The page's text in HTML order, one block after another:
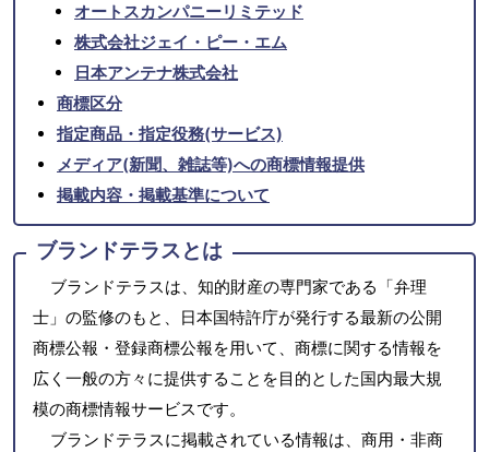
オートスカンパニーリミテッド
株式会社ジェイ・ピー・エム
日本アンテナ株式会社
商標区分
指定商品・指定役務(サービス)
メディア(新聞、雑誌等)への商標情報提供
掲載内容・掲載基準について
ブランドテラスとは
ブランドテラスは、知的財産の専門家である「弁理
士」の監修のもと、日本国特許庁が発行する最新の公開
商標公報・登録商標公報を用いて、商標に関する情報を
広く一般の方々に提供することを目的とした国内最大規
模の商標情報サービスです。
ブランドテラスに掲載されている情報は、商用・非商